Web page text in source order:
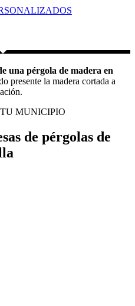
una pérgola de madera en
presente la madera cortada a
MUNICIPIO
de pérgolas de